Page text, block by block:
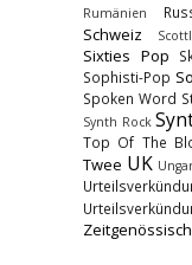
Rumänien
Schweiz
Sixties Pop
Sophisti-Pop
Spoken Word
Synth Rock
Top Of The
Twee UK